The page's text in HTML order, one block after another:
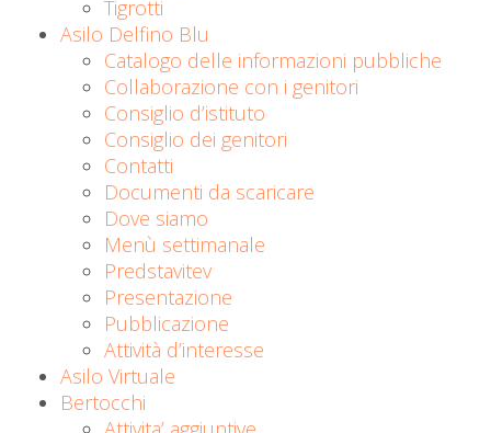
Tigrotti
Asilo Delfino Blu
Catalogo delle informazioni pubbliche
Collaborazione con i genitori
Consiglio d’istituto
Consiglio dei genitori
Contatti
Documenti da scaricare
Dove siamo
Menù settimanale
Predstavitev
Presentazione
Pubblicazione
Attività d’interesse
Asilo Virtuale
Bertocchi